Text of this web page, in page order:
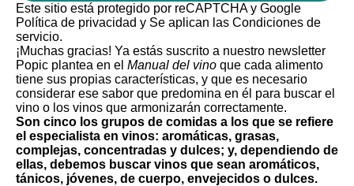
Este sitio está protegido por reCAPTCHA y Google
Política de privacidad y Se aplican las Condiciones de
servicio.
¡Muchas gracias! Ya estás suscrito a nuestro newsletter
Popic plantea en el Manual del vino que cada alimento
tiene sus propias características, y que es necesario
considerar ese sabor que predomina en él para buscar el
vino o los vinos que armonizarán correctamente.
Son cinco los grupos de comidas a los que se refiere
el especialista en vinos: aromáticas, grasas,
complejas, concentradas y dulces; y, dependiendo de
ellas, debemos buscar vinos que sean aromáticos,
tánicos, jóvenes, de cuerpo, envejecidos o dulces.